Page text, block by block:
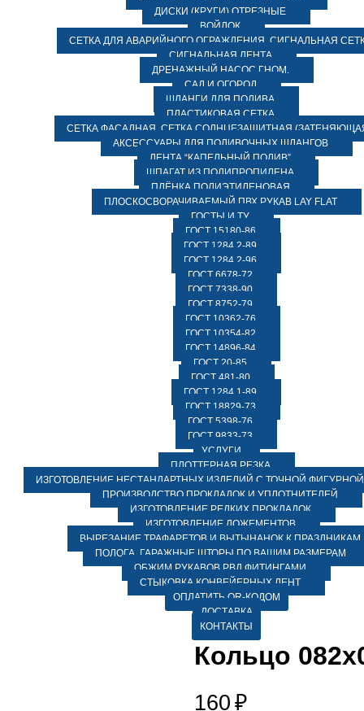
ДИСКИ (КРУГИ) ОТРЕЗНЫЕ
ВОЙЛОК
СЕТКА ДЛЯ АВАРИЙНОГО ОГРАЖДЕНИЯ, СИГНАЛЬНАЯ
СИГНАЛЬНАЯ ЛЕНТА
ДРЕНАЖНЫЙ НАСОС ГНОМ.
САД И ОГОРОД
ШЛАНГИ ДЛЯ ПОЛИВА
ПЛАСТИКОВАЯ СЕТКА
СЕТКА ФАСАДНАЯ. СЕТКА СОЛНЦЕЗАЩИТНАЯ
АКСЕССУАРЫ ДЛЯ ПОЛИВОЧНЫХ ШЛАНГОВ
ЛЕНТА “КАПЕЛЬНЫЙ ПОЛИВ”
ШПАГАТ ИЗ ПОЛИПРОПИЛЕНА
ПЛЁНКА ПОЛИЭТИЛЕНОВАЯ
ПЛОСКОСВОРАЧИВАЕМЫЙ ПВХ РУКАВ LAY FLAT
ГОСТЫ И ТУ
ГОСТ 15180-86
ГОСТ 1284.2-89
ГОСТ 1284.2-96
ГОСТ 6678-72
ГОСТ 7338-90
ГОСТ 8752-79
ГОСТ 10362-76
ГОСТ 10354-82
ГОСТ 14896-84
ГОСТ 20-85
ГОСТ 481-80
ГОСТ 1284.1-89
ГОСТ 18829-73
ГОСТ 5398-76
ГОСТ 9833-73
УСЛУГИ
ПЛОТТЕРНАЯ РЕЗКА
ИЗГОТОВЛЕНИЕ НЕСТАНДАРТНЫХ ИЗДЕЛИЙ С ТОЧНОЙ ФИГУРНОЙ
ПРОИЗВОДСТВО ПРОКЛАДОК И УПЛОТНИТЕЛЕЙ
ИЗГОТОВЛЕНИЕ РЕДКИХ ПРОКЛАДОК
ИЗГОТОВЛЕНИЕ ЛОЖЕМЕНТОВ
ВЫРЕЗАНИЕ ТРАФАРЕТОВ И ВЫТЫНАНОК К ПРАЗДНИКАМ
ПОЛОГА, ГАРАЖНЫЕ ШТОРЫ ПО ВАШИМ РАЗМЕРАМ
ОБЖИМ РУКАВОВ РВД ФИТИНГАМИ
СТЫКОВКА КОНВЕЙЕРНЫХ ЛЕНТ
ОПЛАТИТЬ QR-КОДОМ
ДОСТАВКА
КОНТАКТЫ
Кольцо
160 ₽